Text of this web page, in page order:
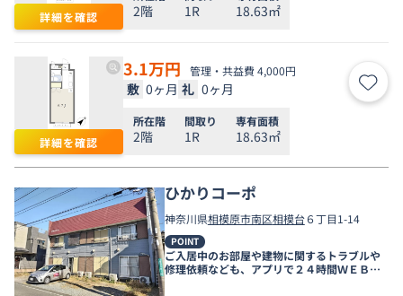
詳細を確認 2階 1R 18.63㎡
詳細を確認
3.1万円 管理・共益費 4,000円
敷 0ヶ月 礼 0ヶ月 お気
所在階
2階
間取り
1R
専有面積
18.63㎡
ひかりコーポ
神奈川県相模原市南区相模台６丁目1-14
POINT
ご入居中のお部屋や建物に関するトラブルや
修理依頼なども、アプリで２４時間ＷＥＢ受
付しております。